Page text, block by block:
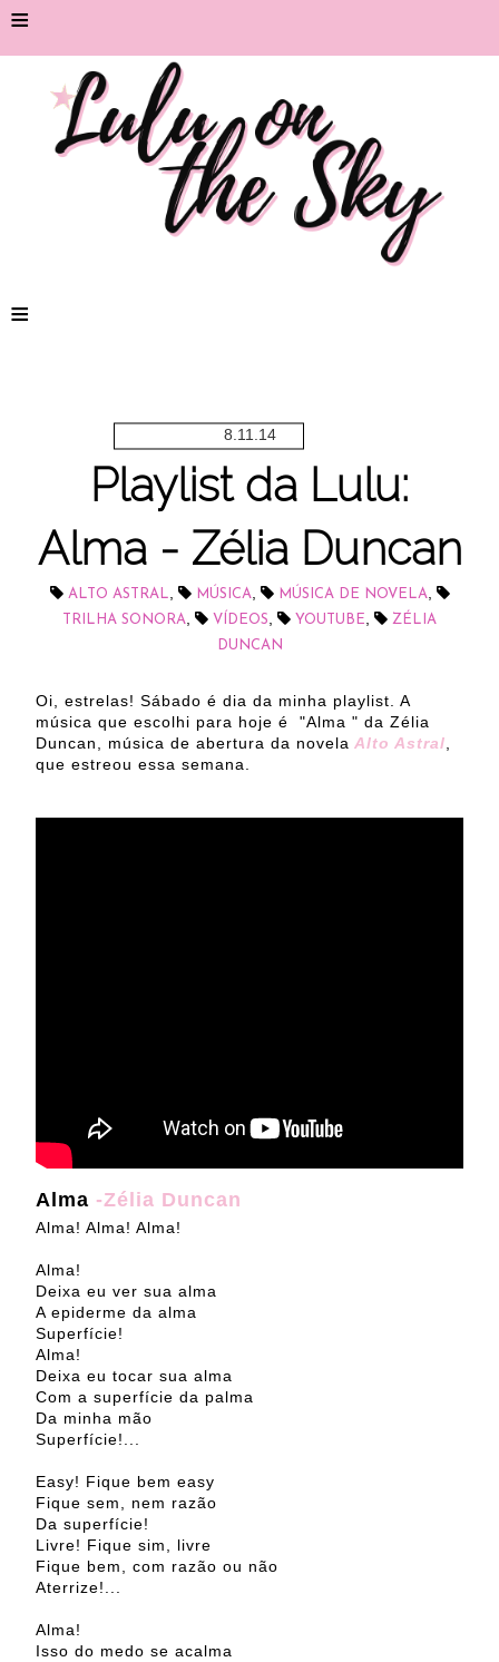
≡
≡
8.11.14
Playlist da Lulu:
Alma - Zélia Duncan
ALTO ASTRAL, MÚSICA, MÚSICA DE NOVELA,
TRILHA SONORA, VÍDEOS, YOUTUBE,
ZÉLIA
DUNCAN
Oi, estrelas! Sábado é dia da minha playlist. A
música que escolhi para hoje é "Alma " da Zélia
Duncan, música de abertura da novela Alto Astral,
que estreou essa semana.
Alma -Zélia Duncan
Alma! Alma! Alma!
Alma!
Deixa eu ver sua alma
A epiderme da alma
Superfície!
Alma!
Deixa eu tocar sua alma
Com a superfície da palma
Da minha mão
Superfície!...
Easy! Fique bem easy
Fique sem, nem razão
Da superfície!
Livre! Fique sim, livre
Fique bem, com razão ou não
Aterrize!...
Alma!
Isso do medo se acalma